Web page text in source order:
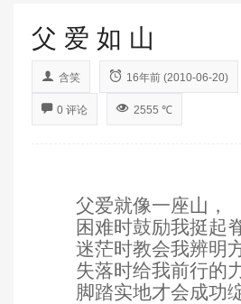
父 爱 如 山
含笑 16年前 (2010-06-20)
0 评论 2555 ℃
父爱就像一座山，
困难时鼓励我挺起
迷茫时教会我辨明
失落时给我前行的
脚踏实地才会成功